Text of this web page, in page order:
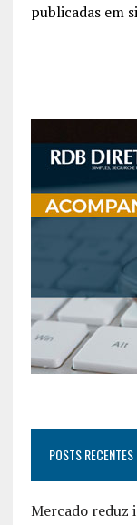
publicadas em
POSTS RECENTES
Mercado reduz